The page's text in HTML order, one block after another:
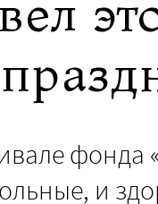
фонда
и